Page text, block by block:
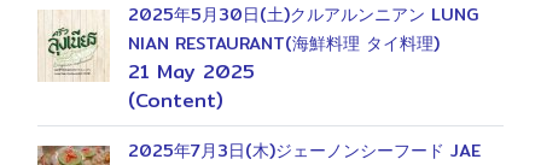
2025年5月30日(土)クルアルンニアン LUNG
NIAN RESTAURANT(海鮮料理 タイ料理)
21 May 2025
(Content)
2025年7月3日(木)ジェーノンシーフード JAE